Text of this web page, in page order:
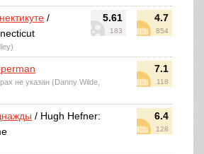
5.61
183
4.7
854
/
7.1
118
не указан (Danny Wilde,
6.4
128
/ Hugh Hefner: